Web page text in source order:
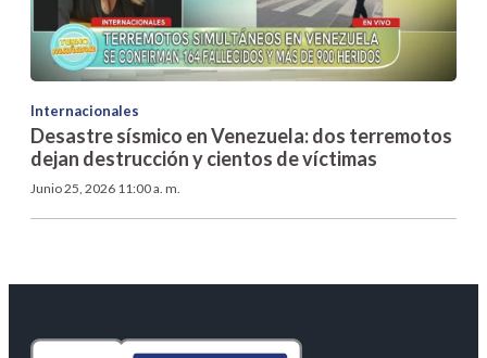
Internacionales
Desastre sísmico en Venezuela: dos terremotos
dejan destrucción y cientos de víctimas
Junio 25, 2026 11:00 a. m.